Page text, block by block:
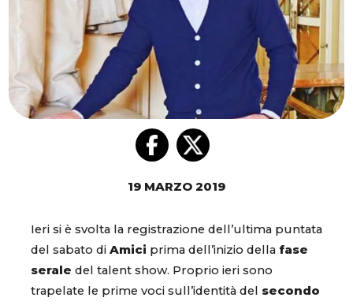
19 MARZO 2019
Ieri si è svolta la registrazione dell’ultima puntata
del sabato di Amici prima dell’inizio della fase
serale del talent show. Proprio ieri sono
trapelate le prime voci sull’identità del
secondo